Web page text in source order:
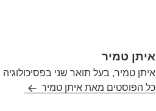
איתן טמיר
איתן טמיר, בעל תואר שני בפסיכולוגיה
כל הפוסטים מאת איתן טמיר‏